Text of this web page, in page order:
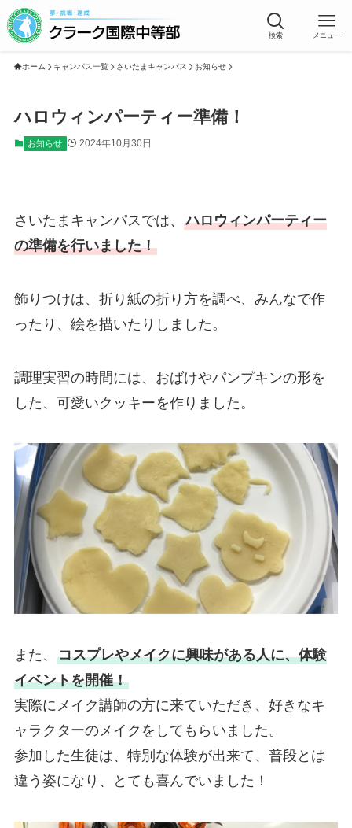
検索 メニュー
ホーム キャンパス一覧 さいたまキャンパス お知らせ
ハロウィンパーティー準備！
お知らせ 2024年10月30日
さいたまキャンパスでは、 ハロウィンパーティー
の準備を行いました！
飾りつけは、折り紙の折り方を調べ、みんなで作
ったり、絵を描いたりしました。
調理実習の時間には、おばけやパンプキンの形を
した、可愛いクッキーを作りました。
また、 コスプレやメイクに興味がある人に、体験
イベントを開催！
実際にメイク講師の方に来ていただき、好きなキ
ャラクターのメイクをしてもらいました。
参加した生徒は、特別な体験が出来て、普段とは
違う姿になり、とても喜んでいました！